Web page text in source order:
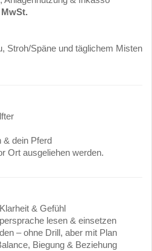
Stroh/Späne und täglichem Misten
& dein Pferd
Ort ausgeliehen werden.
& Gefühl
lesen & einsetzen
– ohne Drill, aber mit Plan
Biegung & Beziehung